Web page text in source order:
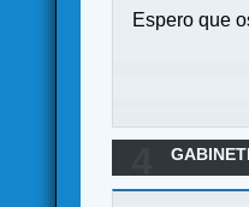
Espero que